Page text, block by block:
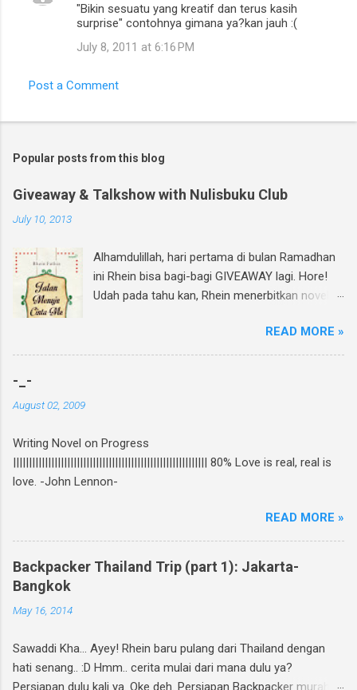
"Bikin sesuatu yang kreatif dan terus kasih
surprise" contohnya gimana ya?kan jauh :(
July 8, 2011 at 6:16 PM
Post a Comment
Popular posts from this blog
Giveaway & Talkshow with Nulisbuku Club
July 10, 2013
Alhamdulillah, hari pertama di bulan Ramadhan
ini Rhein bisa bagi-bagi GIVEAWAY lagi. Hore!
Udah pada tahu kan, Rhein menerbitkan novel
beredar di toko buku, termasuk di beberapa
toko buku online. Bagi yang mau tahu behind
Follow twitter @rheinfathia dan Like Fan Page
Rhein Fathia Twitpic cover novel " Jalan Menuju
Cinta-Mu " dan mention 2 temanmu untuk
#JalanMenujuCintaMu novel @rheinfathia yuk,
@[nama teman1] @[nama teman2] Info
www.rheinfathia.com " Boleh nge-twit berkali-
www.rheinfathia.com, dan tag temanmu.
READ MORE »
-_-
August 02, 2009
Writing Novel on Progress
||||||||||||||||||||||||||||||||||||||||||||||||||||||||||||| 80% Love is real, real is
love. -John Lennon-
READ MORE »
Backpacker Thailand Trip (part 1): Jakarta-
Bangkok
May 16, 2014
Sawaddi Kha... Ayey! Rhein baru pulang dari Thailand dengan
hati senang.. :D Hmm.. cerita mulai dari mana dulu ya?
Persiapan dulu kali ya. Oke deh. Persiapan Backpacker murah